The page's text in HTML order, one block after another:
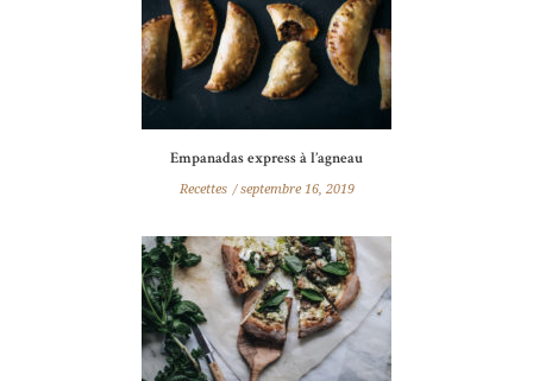
Empanadas express à l’agneau
Recettes septembre 16, 2019